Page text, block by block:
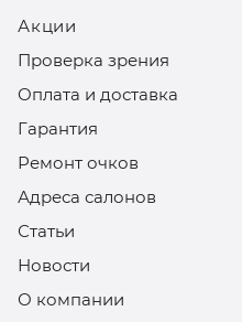
Акции
Проверка зрения
Оплата и доставка
Гарантия
Ремонт очков
Адреса салонов
Статьи
Новости
О компании